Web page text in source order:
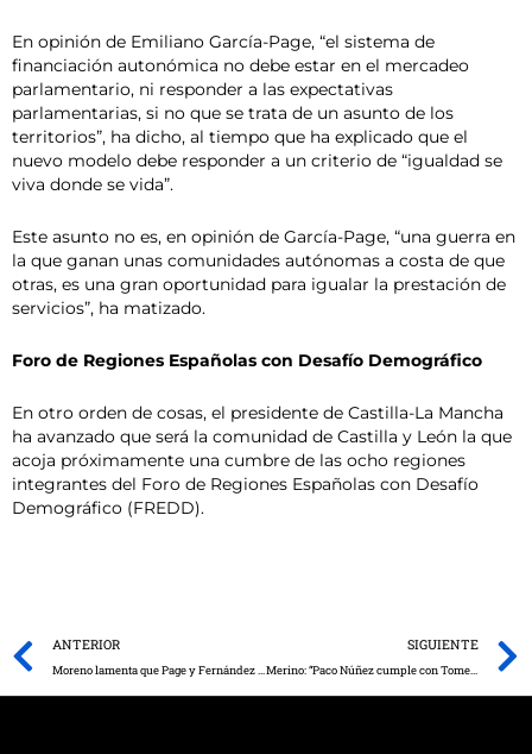
En opinión de Emiliano García-Page, “el sistema de
financiación autonómica no debe estar en el mercadeo
parlamentario, ni responder a las expectativas
parlamentarias, si no que se trata de un asunto de los
territorios”, ha dicho, al tiempo que ha explicado que el
nuevo modelo debe responder a un criterio de “igualdad se
viva donde se vida”.
Este asunto no es, en opinión de García-Page, “una guerra en
la que ganan unas comunidades autónomas a costa de que
otras, es una gran oportunidad para igualar la prestación de
servicios”, ha matizado.
Foro de Regiones Españolas con Desafío Demográfico
En otro orden de cosas, el presidente de Castilla-La Mancha
ha avanzado que será la comunidad de Castilla y León la que
acoja próximamente una cumbre de las ocho regiones
integrantes del Foro de Regiones Españolas con Desafío
Demográfico (FREDD).
Prev
ANTERIOR SIGUIENTE
Merino: “Paco Núñez cumple con Tomelloso y presenta una enmienda a los Presupuestos de CLM para que el Hospital de Tomelloso tenga una UCI”